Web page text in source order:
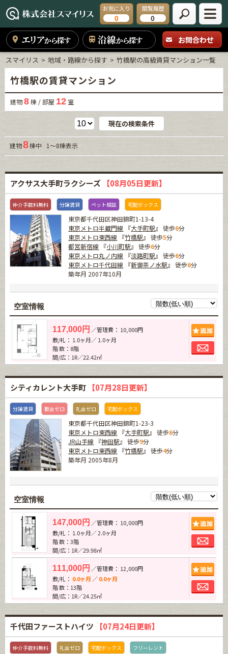
お気に入り
0
閲覧履歴
0
エリアから探す 沿線から探す お問合わせ
スマイリス 地域・路線から探す 竹橋駅の高級賃貸マンション一覧
竹橋駅の賃貸マンション
建物8棟 / 部屋 12室
現在の検索条件
建物8棟中 1～8棟表示
アクサス大手町ラクシーズ 【08月05日更新】
仲介手数料無料 分譲賃貸 ペット相談 宅配ボックス
東京都千代田区神田錦町1-13-4
東京メトロ半蔵門線 『大手町駅』 徒歩6分
東京メトロ東西線 『竹橋駅』 徒歩5分
都営新宿線 『小川町駅』 徒歩6分
東京メトロ丸ノ内線 『淡路町駅』 徒歩6分
東京メトロ千代田線 『新御茶ノ水駅』 徒歩6分
築年月 2007年10月
空室情報
117,000円 ／管理費： 10,000円
敷/礼： 1.0ヶ月／ 1.0ヶ月
階 数：8階
間/広：1R／22.42㎡
シティカレント大手町 【07月28日更新】
分譲賃貸 敷金ゼロ 礼金ゼロ 宅配ボックス
東京都千代田区神田錦町1-23-3
東京メトロ東西線 『大手町駅』 徒歩6分
JR山手線 『神田駅』 徒歩9分
東京メトロ東西線 『竹橋駅』 徒歩4分
築年月 2005年8月
空室情報
147,000円 ／管理費： 10,000円
敷/礼： 1.0ヶ月／ 2.0ヶ月
階 数：3階
間/広：1R／29.98㎡
111,000円 ／管理費： 12,000円
敷/礼： 0.0ヶ月 ／0.0ヶ月
階 数：13階
間/広：1R／24.25㎡
千代田ファーストハイツ 【07月24日更新】
仲介手数料無料 礼金ゼロ 宅配ボックス フリーレント